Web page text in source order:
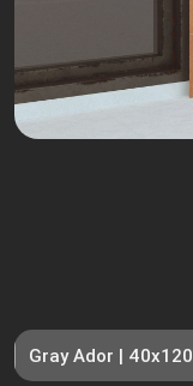
Gray Ador | 40x120